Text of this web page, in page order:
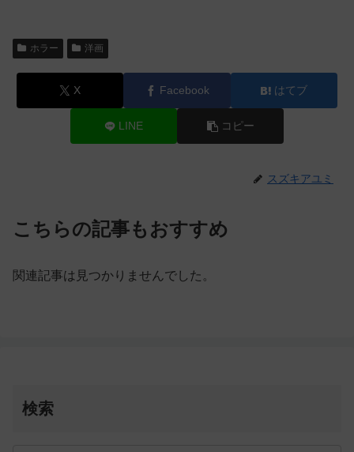
ホラー 洋画
X Facebook はてブ
LINE コピー
スズキアユミ
こちらの記事もおすすめ
関連記事は見つかりませんでした。
検索